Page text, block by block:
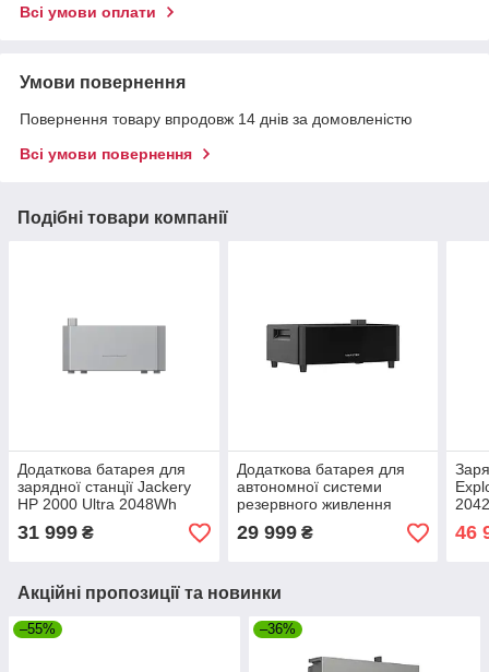
Всі умови оплати
Умови повернення
Повернення товару впродовж 14 днів за домовленістю
Всі умови повернення
Подібні товари компанії
Додаткова батарея для
зарядної станції Jackery
HP 2000 Ultra 2048Wh
Grey (HP Battery 2000)
31 999 ₴
Додаткова батарея для
автономної системи
резервного живлення
Marstek Venus-D 2560Wh
Black (Venus-D Battery)
29 999₴ 46
Акційні пропозиції та новинки
–55% –36%